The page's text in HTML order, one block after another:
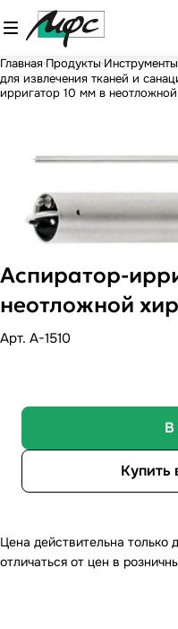
Главная Продукты Инструменты
для извлечения тканей и
ирригатор 10 мм в
Аспиратор-
неотложной
Арт. A-1510
В
Купить
Цена действительна только
отличаться от цен в